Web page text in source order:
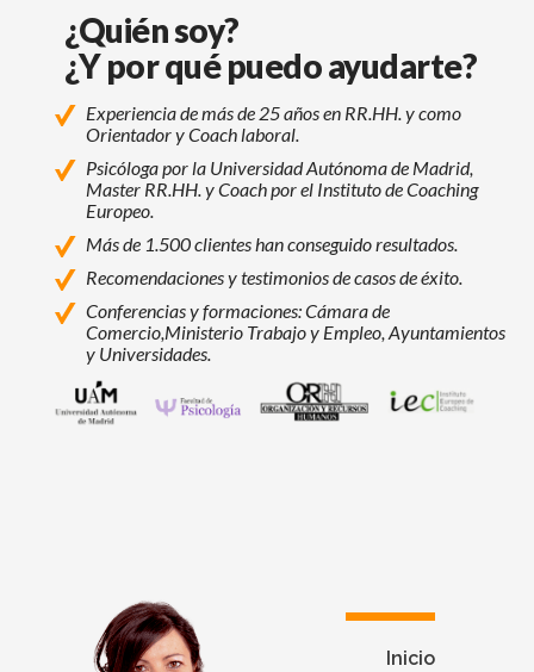
¿Quién soy?
¿Y por qué puedo ayudarte?
Experiencia de más de 25 años en RR.HH. y como
Orientador y Coach laboral.
Psicóloga por la Universidad Autónoma de Madrid,
Master RR.HH. y Coach por el Instituto de Coaching
Europeo.
Más de 1.500 clientes han conseguido resultados.
Recomendaciones y testimonios de casos de éxito.
Conferencias y formaciones: Cámara de
Comercio,Ministerio Trabajo y Empleo, Ayuntamientos
y Universidades.
Universidad Autónoma de Madrid
Facultad de Psicología - Universidad
Programas de Máster, Experto y
Instituto Europeo de
Inicio